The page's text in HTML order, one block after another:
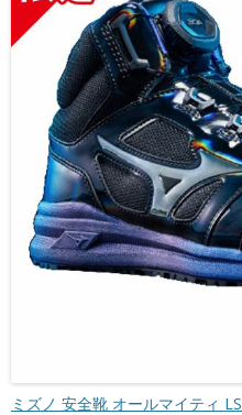
ミズノ 安全靴 オールマイティ